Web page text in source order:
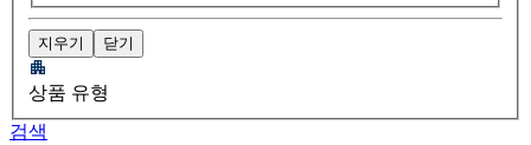
지우기 닫기
상품 유형
검색